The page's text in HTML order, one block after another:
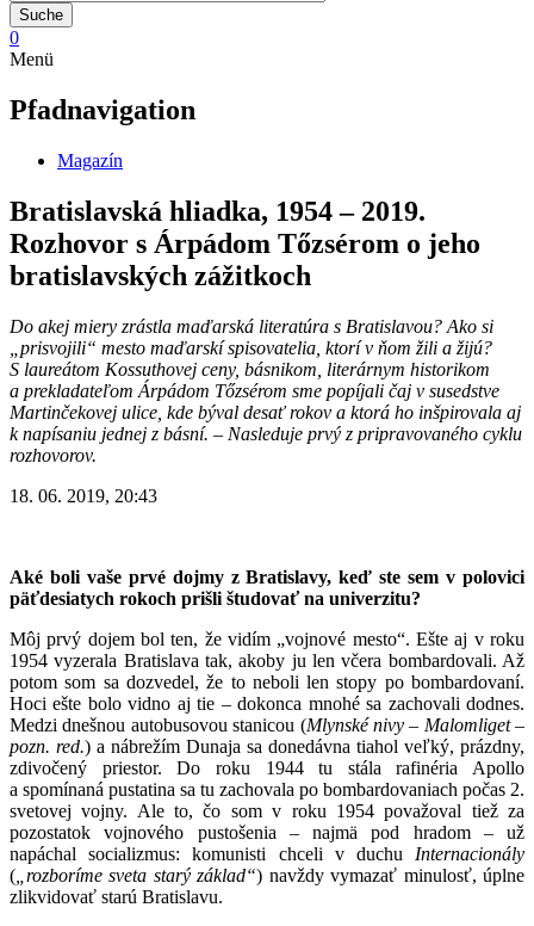
0
Menü
Pfadnavigation
Magazín
Bratislavská hliadka, 1954 – 2019.
Rozhovor s Árpádom Tőzsérom o jeho
bratislavských zážitkoch
Do akej miery zrástla maďarská literatúra s Bratislavou? Ako si
„prisvojili“ mesto maďarskí spisovatelia, ktorí v ňom žili a žijú?
S laureátom Kossuthovej ceny, básnikom, literárnym historikom
a prekladateľom Árpádom Tőzsérom sme popíjali čaj v susedstve
Martinčekovej ulice, kde býval desať rokov a ktorá ho inšpirovala aj
k napísaniu jednej z básní. – Nasleduje prvý z pripravovaného cyklu
rozhovorov.
18. 06. 2019, 20:43
Aké boli vaše prvé dojmy z Bratislavy, keď ste sem v polovici
päťdesiatych rokoch prišli študovať na univerzitu?
Môj prvý dojem bol ten, že vidím „vojnové mesto“. Ešte aj v roku
1954 vyzerala Bratislava tak, akoby ju len včera bombardovali. Až
potom som sa dozvedel, že to neboli len stopy po bombardovaní.
Hoci ešte bolo vidno aj tie – dokonca mnohé sa zachovali dodnes.
Medzi dnešnou autobusovou stanicou (Mlynské nivy – Malomliget –
pozn. red.) a nábrežím Dunaja sa donedávna tiahol veľký, prázdny,
zdivočený priestor. Do roku 1944 tu stála rafinéria Apollo
a spomínaná pustatina sa tu zachovala po bombardovaniach počas 2.
svetovej vojny. Ale to, čo som v roku 1954 považoval tiež za
pozostatok vojnového pustošenia – najmä pod hradom – už
napáchal socializmus: komunisti chceli v duchu Internacionály
( „rozboríme sveta starý základ“) navždy vymazať minulosť, úplne
zlikvidovať starú Bratislavu.